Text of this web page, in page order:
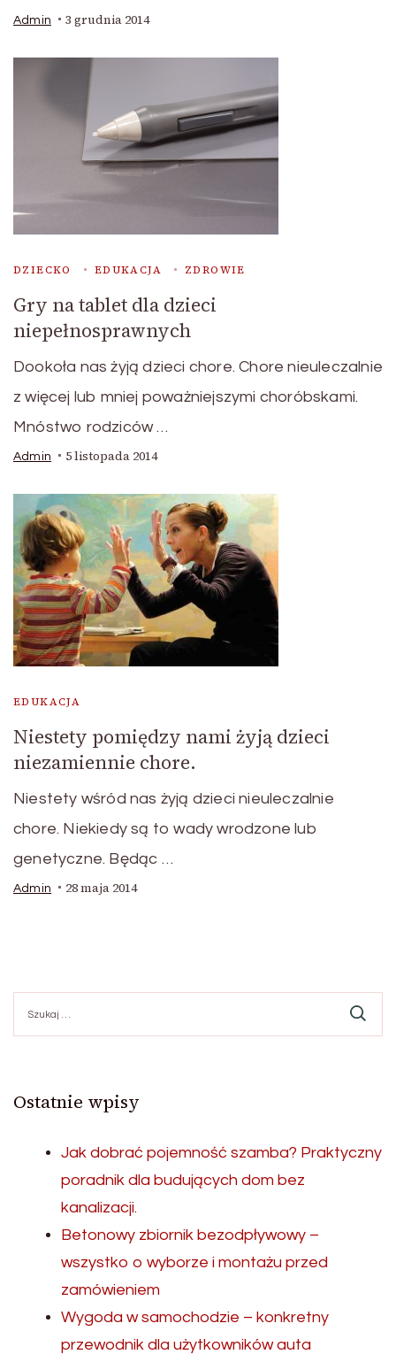
Admin 3 grudnia 2014
DZIECKO EDUKACJA ZDROWIE
Gry na tablet dla dzieci
niepełnosprawnych
Dookoła nas żyją dzieci chore. Chore nieuleczalnie
z więcej lub mniej poważniejszymi choróbskami.
Mnóstwo rodziców …
Admin 5 listopada 2014
EDUKACJA
Niestety pomiędzy nami żyją dzieci
niezamiennie chore.
Niestety wśród nas żyją dzieci nieuleczalnie
chore. Niekiedy są to wady wrodzone lub
genetyczne. Będąc …
Admin 28 maja 2014
Ostatnie wpisy
Jak dobrać pojemność szamba? Praktyczny
poradnik dla budujących dom bez
kanalizacji.
Betonowy zbiornik bezodpływowy –
wszystko o wyborze i montażu przed
zamówieniem
Wygoda w samochodzie – konkretny
przewodnik dla użytkowników auta